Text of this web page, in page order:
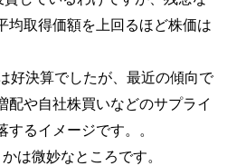
均取得価額を上回るほど株価は
好決算でしたが、最近の傾向で
配や自社株買いなどのサプライ
るイメージです。。
は微妙なところです。